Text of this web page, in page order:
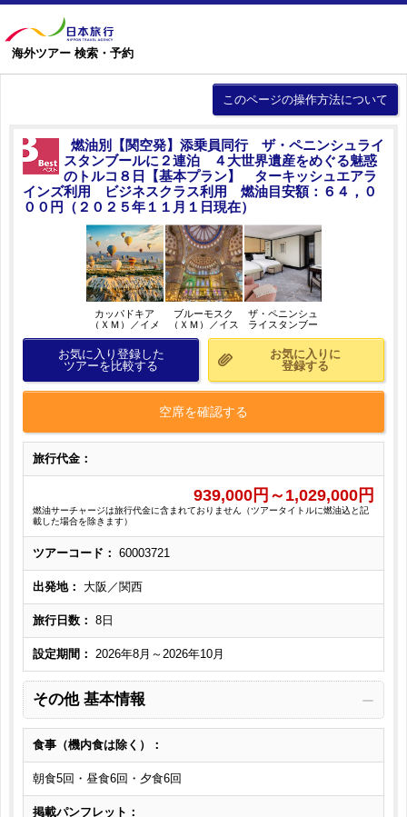
海外ツアー 検索・予約
このページの操作方法について
燃油別【関空発】添乗員同行 ザ・ペニンシュライ
スタンブールに２連泊 ４大世界遺産をめぐる魅惑
のトルコ８日【基本プラン】 ターキッシュエアラ
インズ利用 ビジネスクラス利用 燃油目安額：６４，０
００円（２０２５年１１月１日現在）
カッパドキア
（ＸＭ）／イメ
ブルーモスク
（ＸＭ）／イス
ザ・ペニンシュ
ライスタンブー
ルーム）／イメ
ージ
お気に入り登録した
ツアーを比較する
お気に入りに
登録する
空席を確認する
旅行代金：
939,000 円～ 1,029,000 円
燃油サーチャージは旅行代金に含まれておりません（ツアータイトルに燃油込と記
載した場合を除きます）
ツアーコード： 60003721
出発地： 大阪／関西
旅行日数： 8日
設定期間： 2026年8月～2026年10月
その他 基本情報
食事（機内食は除く）：
朝食5回・昼食6回・夕食6回
掲載パンフレット：